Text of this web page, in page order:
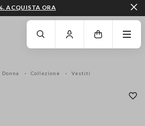
SCENDI AL FONDO DELLA PAGINA
ACQUISTA ORA
Donna Collezione Vestiti